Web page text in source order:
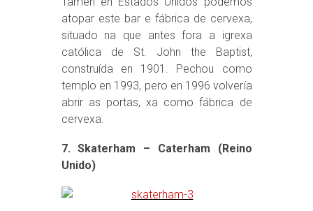
atopar este bar e fábrica de cervexa,
situado na que antes fora a igrexa
católica de St. John the Baptist,
construída en 1901. Pechou como
templo en 1993, pero en 1996 volvería
abrir as portas, xa como fábrica de
cervexa.
7. Skaterham – Caterham (Reino
Unido)